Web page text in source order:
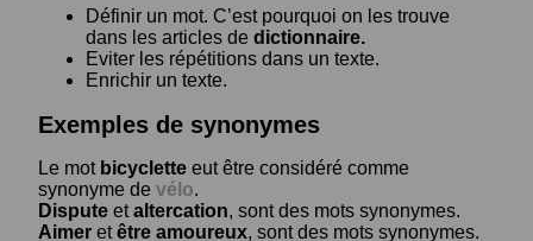
Définir un mot. C’est pourquoi on les trouve
dans les articles de dictionnaire.
Eviter les répétitions dans un texte.
Enrichir un texte.
Exemples de synonymes
Le mot bicyclette eut être considéré comme
synonyme de vélo.
Dispute etaltercation, sont des mots synonymes.
Aimer etêtre amoureux, sont des mots synonymes.